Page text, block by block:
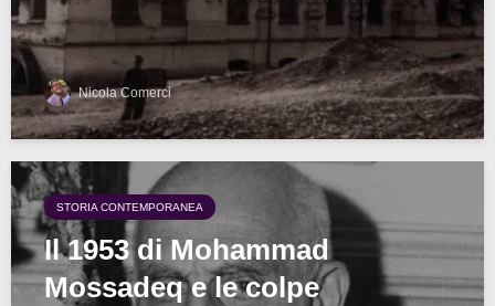
Nicola Comerci
STORIA CONTEMPORANEA
Il 1953 di Mohammad
Mossadeq e le colpe